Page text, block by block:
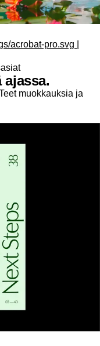
acrobat-pro.svg |
ajassa.
muokkauksia ja